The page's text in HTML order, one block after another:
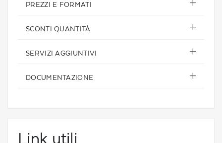
PREZZI E FORMATI
SCONTI QUANTITÀ
SERVIZI AGGIUNTIVI
DOCUMENTAZIONE
Link utili